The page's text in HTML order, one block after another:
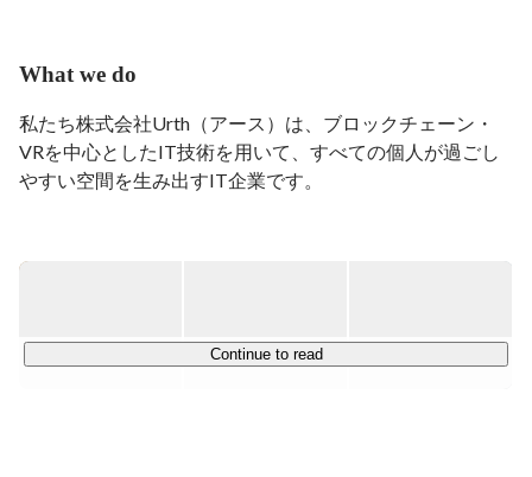
What we do
私たち株式会社Urth（アース）は、ブロックチェーン・
VRを中心としたIT技術を用いて、すべての個人が過ごし
やすい空間を生み出すIT企業です。
・Webサービス開発
Continue to read